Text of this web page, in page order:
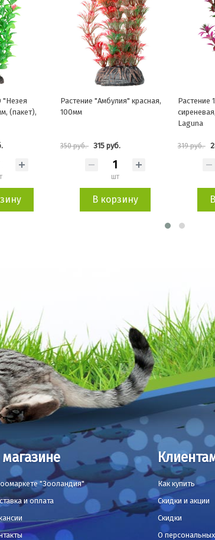
красная,
Растение 1044LD "Ротала"
сиреневая, 200мм, (пакет),
319 руб. 288 руб.
шт
В корзину
Растение
100мм,
139 руб.
"Зооландия"
и оплата
Как купить
Скидки и акции
Скидки
О